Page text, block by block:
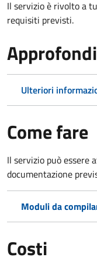
Il servizio è rivolto a
requisiti previsti.
Ulteriori
Come fare
Il servizio può
documentazione
Moduli da
Costi